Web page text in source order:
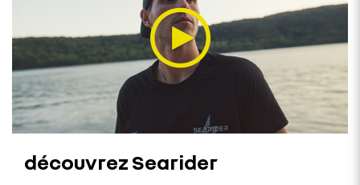
découvrez Searider